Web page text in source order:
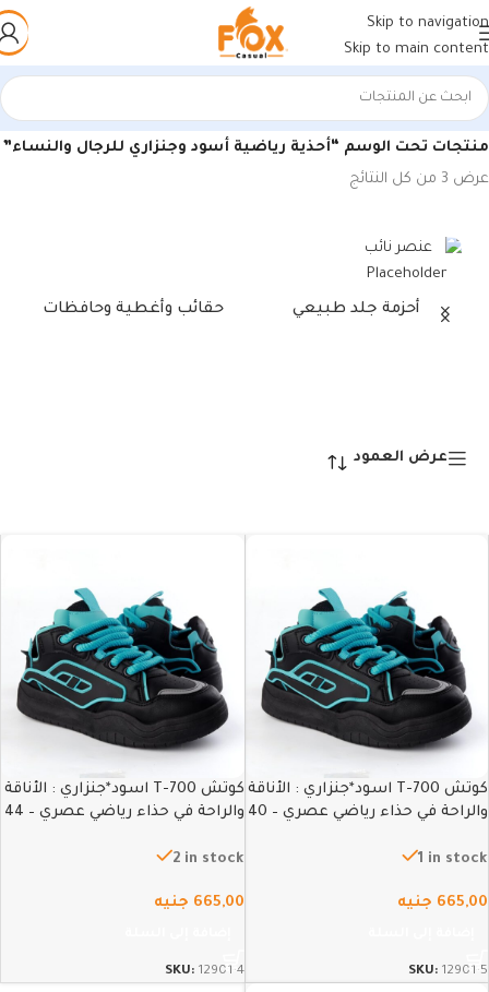
Skip to navigation
Skip to main content
الرئيسية/
منتجات تحت الوسم “أحذية رياضية أسود وجنزاري للرجال والنساء”
عرض ⁦3⁩ من كل النتائج
أحزمة جلد طبيعي حقائب وأغطية وحافظات
عرض العمود
كوتش T-700 اسود*جنزاري : الأناقة
والراحة في حذاء رياضي عصري – 40
1 in stock
665,00 جنيه
SKU: 12901-5
كوتش T-700 اسود*جنزاري : الأناقة
والراحة في حذاء رياضي عصري – 44
2 in stock
665,00 جنيه
SKU: 12901-4